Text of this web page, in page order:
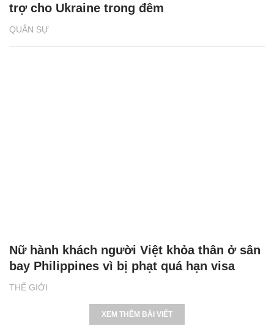
QUÂN SỰ
trợ cho Ukraine trong đêm
THẾ GIỚI
Nữ hành khách người Việt khỏa thân ở sân
bay Philippines vì bị phạt quá hạn visa
XEM THÊM BÀI VIẾT